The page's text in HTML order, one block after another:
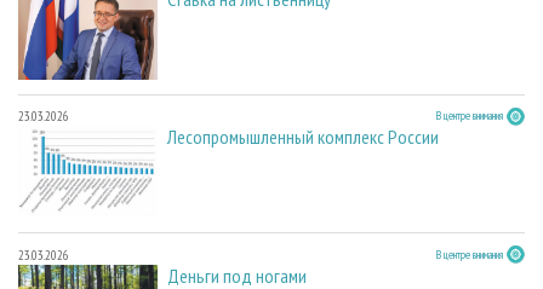
23.03.2026 В центре внимания
Лесопромышленный комплекс России
23.03.2026 В центре внимания
Деньги под ногами